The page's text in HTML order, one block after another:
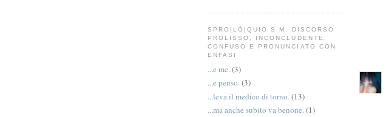
SPRO|LÒ|QUIO S.M. DISCORSO
PROLISSO, INCONCLUDENTE,
CONFUSO E PRONUNCIATO CON
ENFASI
...e me.(3)
...e penso.(3)
...leva il medico di torno.(13)
...ma anche subito va benone.(1)